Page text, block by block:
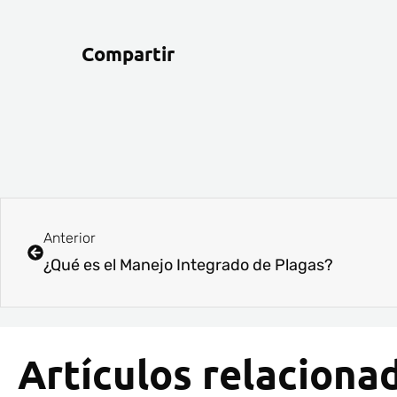
Compartir
Anterior
¿Qué es el Manejo Integrado de Plagas?
Artículos